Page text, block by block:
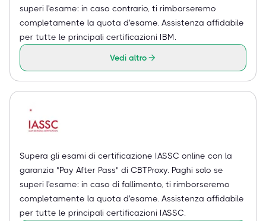
superi l'esame: in caso contrario, ti rimborseremo
completamente la quota d'esame. Assistenza affidabile
per tutte le principali certificazioni IBM.
Vedi altro
Supera gli esami di certificazione IASSC online con la
garanzia "Pay After Pass" di CBTProxy. Paghi solo se
superi l'esame: in caso di fallimento, ti rimborseremo
completamente la quota d'esame. Assistenza affidabile
per tutte le principali certificazioni IASSC.